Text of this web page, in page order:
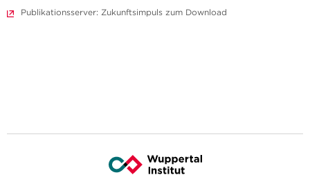
Publikationsserver: Zukunftsimpuls zum Download